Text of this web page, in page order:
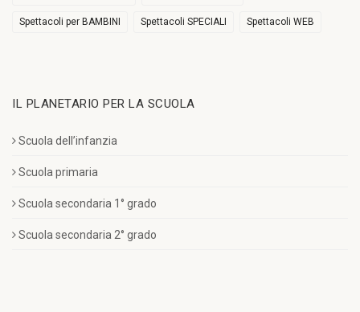
Spettacoli per BAMBINI Spettacoli SPECIALI Spettacoli WEB
IL PLANETARIO PER LA SCUOLA
Scuola dell’infanzia
Scuola primaria
Scuola secondaria 1° grado
Scuola secondaria 2° grado